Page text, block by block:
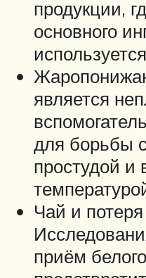
продукции,
основного
является
для борьбы
простудой и
Чай и
приём